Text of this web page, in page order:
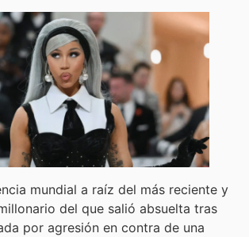
mundial a raíz del más reciente y
del que salió absuelta tras
por agresión en contra de una